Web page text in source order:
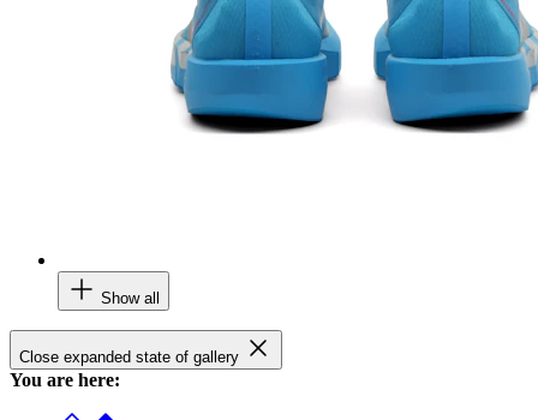
Show all
Close expanded state of gallery
You are here: